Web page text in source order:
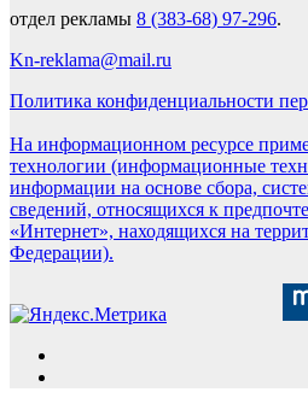
отдел рекламы 8 (383-68) 97-296.
Kn-reklama@mail.ru
Политика конфиденциальности
На информационном ресурсе
технологии (информационные
информации на основе сбора,
сведений, относящихся к
«Интернет», находящихся на
Федерации).